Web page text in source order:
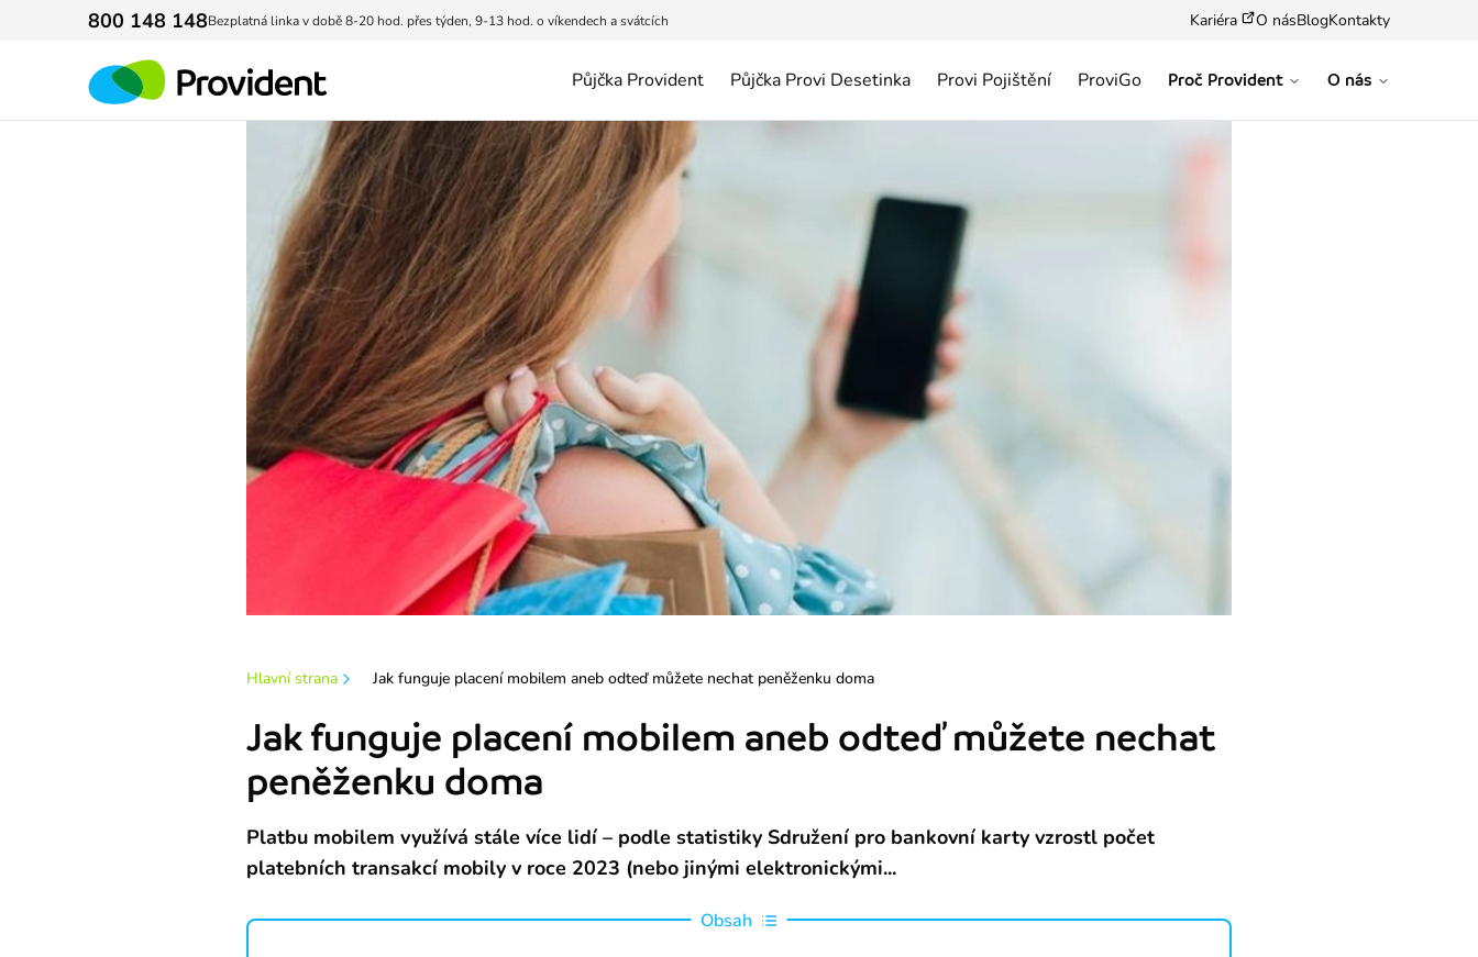
800 148 148Bezplatná linka v době 8-20 hod. přes týden, 9-13 hod. o víkendech a svátcích Kariéra O násBlogKontakty
Provident Financial s. r. o. Půjčka Provident Půjčka Provi Desetinka Provi Pojištění ProviGo Proč Provident O nás
Hlavní strana Jak funguje placení mobilem aneb odteď můžete nechat peněženku doma
Jak funguje placení mobilem aneb odteď můžete nechat
peněženku doma
Platbu mobilem využívá stále více lidí – podle statistiky Sdružení pro bankovní karty vzrostl počet
platebních transakcí mobily v roce 2023 (nebo jinými elektronickými...
Obsah